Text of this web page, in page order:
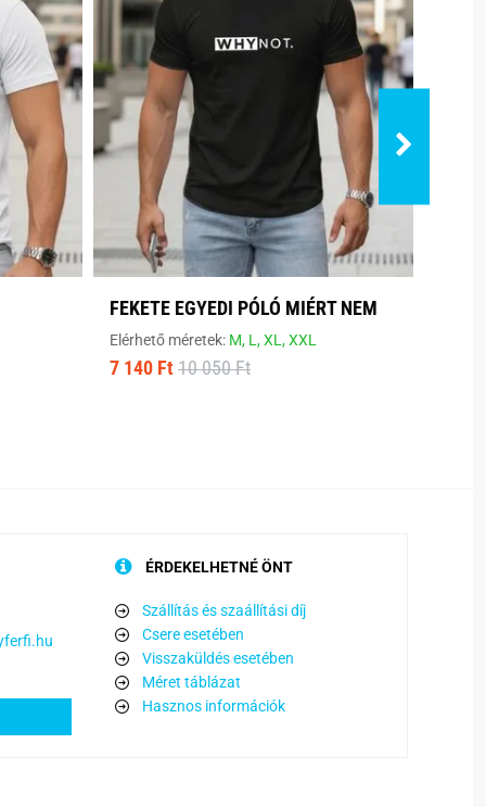
FEKETE EGYEDI PÓLÓ MIÉRT NEM
Elérhető méretek: M, L,XL,XXL
7 140 Ft 10 050 Ft
ÉRDEKELHETNÉ ÖNT
Szállítás és szaállítási díj
Csere esetében
Visszaküldés esetében
Méret táblázat
Hasznos információk